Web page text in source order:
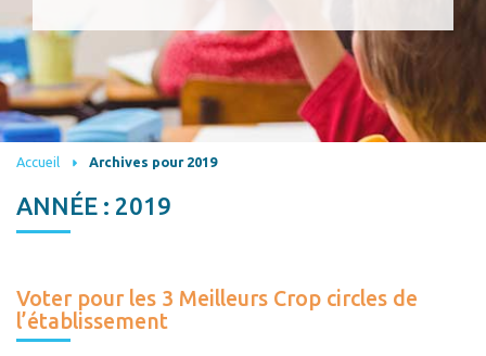
Accueil Archives pour 2019
ANNÉE : 2019
Voter pour les 3 Meilleurs Crop circles de
l’établissement